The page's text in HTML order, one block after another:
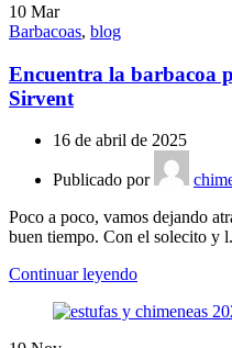
10 Mar
Barbacoas, blog
Encuentra la barbacoa
Sirvent
16 de abril de 2025
Publicado por
Poco a poco, vamos dejando
buen tiempo. Con el solecito y
Continuar leyendo